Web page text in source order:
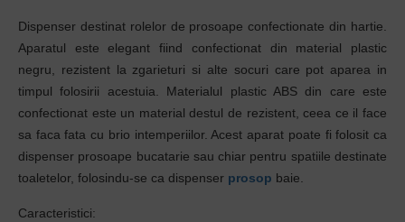
Dispenser destinat rolelor de prosoape confectionate din hartie.
Aparatul este elegant fiind confectionat din material plastic
negru, rezistent la zgarieturi si alte socuri care pot aparea in
timpul folosirii acestuia. Materialul plastic ABS din care este
confectionat este un material destul de rezistent, ceea ce il face
sa faca fata cu brio intemperiilor. Acest aparat poate fi folosit ca
dispenser prosoape bucatarie sau chiar pentru spatiile destinate
toaletelor, folosindu-se ca dispenser prosop baie.
Caracteristici: